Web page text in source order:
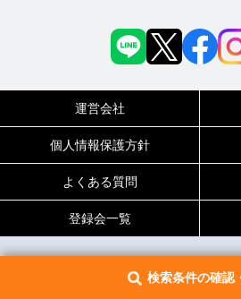
検索条件の確認
運営会社
個人情報保護方針
よくある質問
登録会一覧